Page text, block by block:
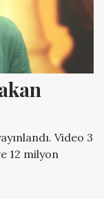
Video 3
12 milyon